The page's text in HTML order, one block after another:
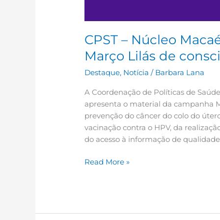
CPST – Núcleo
Março Lilás de
Destaque, Notícia / Barbara Lana
A Coordenação de Políticas de
apresenta o material da campanha
prevenção do câncer do colo do
vacinação contra o HPV, da
do acesso à informação de qualidade
Read More »